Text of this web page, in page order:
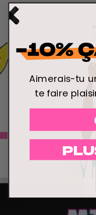
Aimerais-tu
te faire